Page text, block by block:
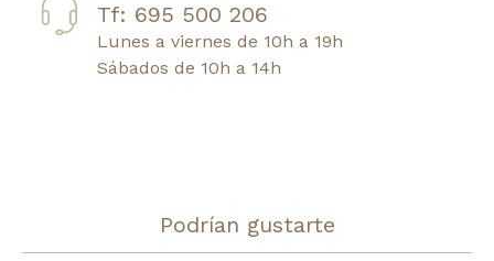
Tf: 695 500 206
Lunes a viernes de 10h a 19h
Sábados de 10h a 14h
Podrían gustarte